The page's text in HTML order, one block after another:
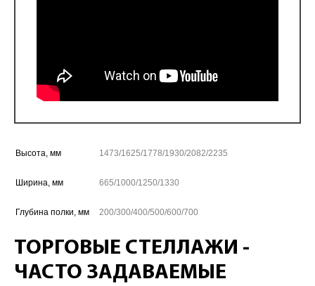
Высота, мм 1473/1625/1778/1930/2082/2235
Ширина, мм 665/1000/1250/1330
Глубина полки, мм 200/300/400/500/600/700
ТОРГОВЫЕ СТЕЛЛАЖИ -
ЧАСТО ЗАДАВАЕМЫЕ